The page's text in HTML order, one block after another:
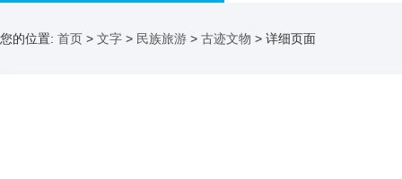
您的位置: 首页 > 文字 > 民族旅游 > 古迹文物 > 详细页面